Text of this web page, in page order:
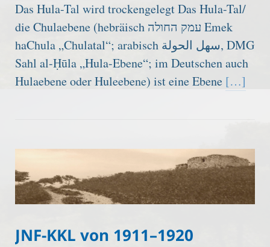
Das Hula-Tal wird trockengelegt Das Hula-Tal/
die Chulaebene (hebräisch ‏עמק החולה‎ Emek
haChula „Chulatal“; arabisch ‏سهل الحولة‎, DMG
Sahl al-Ḥūla „Hula-Ebene“; im Deutschen auch
Hulaebene oder Huleebene) ist eine Ebene […]
JNF-KKL von 1911–1920